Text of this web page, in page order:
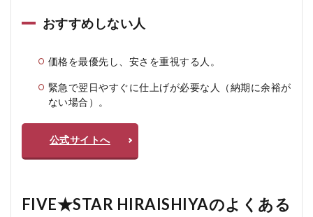
おすすめしない人
価格を最優先し、安さを重視する人。
緊急で翌日やすぐに仕上げが必要な人（納期に余裕が
ない場合）。
公式サイトへ
FIVE★STAR HIRAISHIYAのよくある